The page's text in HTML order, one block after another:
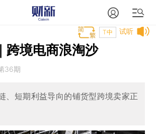
试听
T中
跨境电商浪淘沙
36期
、短期利益导向的铺货型跨境卖家正